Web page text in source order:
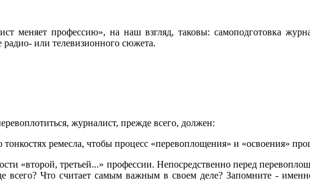
меняет профессию», на наш взгляд, таковы: самоподготовка
радио- или телевизионного сюжета.
журналист, прежде всего, должен:
ремесла, чтобы процесс «перевоплощения» и «освоения»
«второй, третьей...» профессии. Непосредственно перед
всего? Что считает самым важным в своем деле? Запомните -